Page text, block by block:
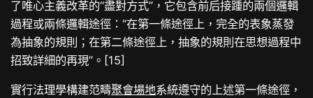
了唯心主義改革的“盡對方式”，它包含前后接踵的兩個邏輯
過程或兩條邏輯途徑：“在第一條途徑上，完全的表象蒸發
為抽象的規則；在第二條途徑上，抽象的規則在思想過程中
招致詳細的再現”。[15]
實行法理學構建范疇聚會場地系統遵守的上述第一條途徑，